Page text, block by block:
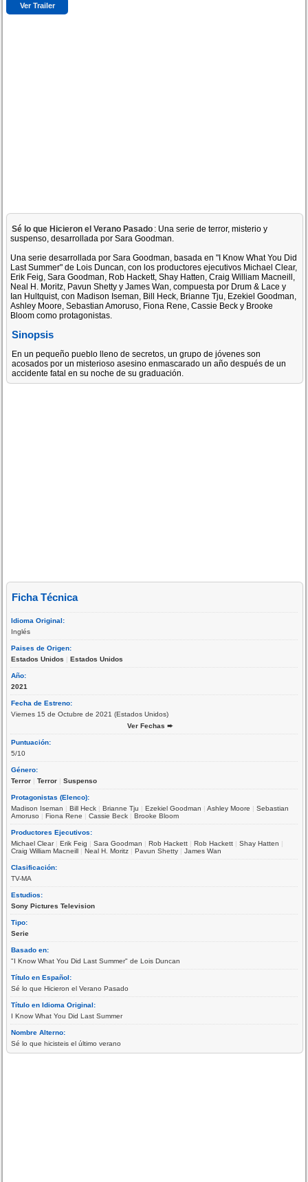
Ver Trailer
Sé lo que Hicieron el Verano Pasado : Una serie de terror, misterio y
suspenso, desarrollada por Sara Goodman.
Una serie desarrollada por Sara Goodman, basada en "I Know What You Did
Last Summer" de Lois Duncan, con los productores ejecutivos Michael Clear,
Erik Feig, Sara Goodman, Rob Hackett, Shay Hatten, Craig William Macneill,
Neal H. Moritz, Pavun Shetty y James Wan, compuesta por Drum & Lace y
Ian Hultquist, con Madison Iseman, Bill Heck, Brianne Tju, Ezekiel Goodman,
Ashley Moore, Sebastian Amoruso, Fiona Rene, Cassie Beck y Brooke
Bloom como protagonistas.
Sinopsis
En un pequeño pueblo lleno de secretos, un grupo de jóvenes son
acosados por un misterioso asesino enmascarado un año después de un
accidente fatal en su noche de su graduación.
Ficha Técnica
Idioma Original:
Inglés
Paises de Origen:
Estados Unidos |Estados Unidos
Año:
2021
Fecha de Estreno:
Viernes 15 de Octubre de 2021 (Estados Unidos)
Ver Fechas ➨
Puntuación:
5/10
Género:
Terror |Terror |Suspenso
Protagonistas (Elenco):
Madison Iseman |Bill Heck |Brianne Tju |Ezekiel Goodman |Ashley Moore |Sebastian
Amoruso |Fiona Rene |Cassie Beck |Brooke Bloom
Productores Ejecutivos:
Michael Clear|Erik Feig |Sara Goodman |Rob Hackett |Rob Hackett |Shay Hatten |
Craig William Macneill |Neal H. Moritz |Pavun Shetty |James Wan
Clasificación:
TV-MA
Estudios:
Sony Pictures Television
Tipo:
Serie
Basado en:
"I Know What You Did Last Summer" de Lois Duncan
Título en Español:
Sé lo que Hicieron el Verano Pasado
Título en Idioma Original:
I Know What You Did Last Summer
Nombre Alterno:
Sé lo que hicisteis el último verano